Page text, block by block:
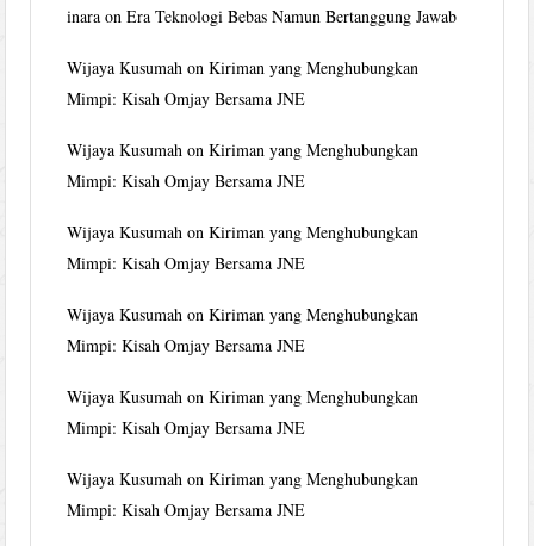
inara onEra Teknologi Bebas Namun Bertanggung Jawab
Wijaya Kusumah onKiriman yang Menghubungkan
Mimpi: Kisah Omjay Bersama JNE
Wijaya Kusumah onKiriman yang Menghubungkan
Mimpi: Kisah Omjay Bersama JNE
Wijaya Kusumah onKiriman yang Menghubungkan
Mimpi: Kisah Omjay Bersama JNE
Wijaya Kusumah onKiriman yang Menghubungkan
Mimpi: Kisah Omjay Bersama JNE
Wijaya Kusumah onKiriman yang Menghubungkan
Mimpi: Kisah Omjay Bersama JNE
Wijaya Kusumah onKiriman yang Menghubungkan
Mimpi: Kisah Omjay Bersama JNE